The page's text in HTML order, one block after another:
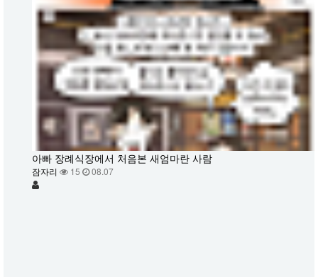
아빠 장례식장에서 처음본 새엄마란 사람
잠자리 15 08.07